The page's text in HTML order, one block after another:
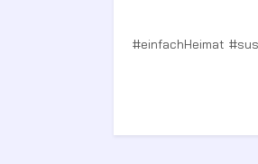
#einfachHeimat